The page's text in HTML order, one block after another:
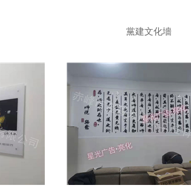
黨建文化墻